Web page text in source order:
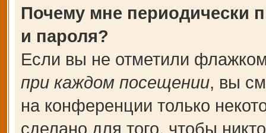
Почему мне периодически
и пароля?
Если вы не отметили
при каждом посещении, вы
на конференции только
сделано для того, чтобы